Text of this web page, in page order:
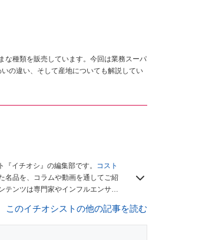
な種類を販売しています。今回は業務スーパ
の違い、そして産地についても解説してい
イチオシ』の編集部です。
コスト
名品を、コラムや動画を通してご紹
テンツは専門家やインフルエンサー
このイチオシストの他の記事を読む